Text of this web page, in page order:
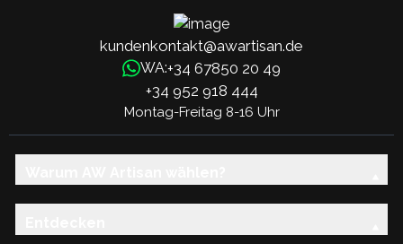
kundenkontakt@awartisan.de
WA:+34 67850 20 49
+34 952 918 444
Montag-Freitag 8-16 Uhr